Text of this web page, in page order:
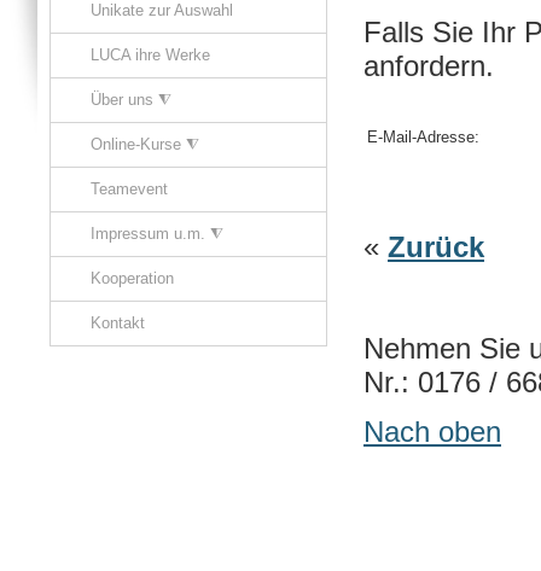
Unikate zur Auswahl
LUCA ihre Werke
Über uns ⧨
Online-Kurse ⧨
Teamevent
Impressum u.m. ⧨
Kooperation
Kontakt
Falls Sie Ihr
anfordern.
E-Mail-Adresse:
« Zurück
Nehmen Sie
Nr.: 0176 /
Nach oben